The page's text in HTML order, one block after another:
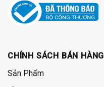
CHÍNH SÁCH BÁN HÀNG
Sản Phẩm